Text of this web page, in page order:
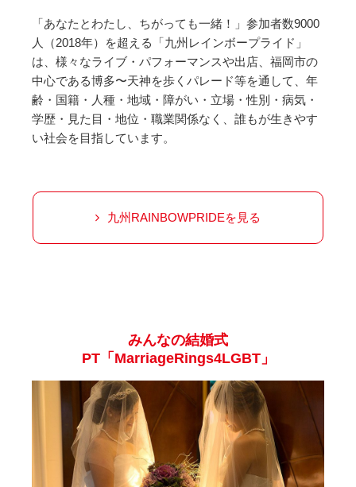
「あなたとわたし、ちがっても一緒！」参加者数9000
人（2018年）を超える「九州レインボープライド」
は、様々なライブ・パフォーマンスや出店、福岡市の
中心である博多〜天神を歩くパレード等を通して、年
齢・国籍・人種・地域・障がい・立場・性別・病気・
学歴・見た目・地位・職業関係なく、誰もが生きやす
い社会を目指しています。
九州RAINBOWPRIDEを見る
みんなの結婚式
PT「MarriageRings4LGBT」